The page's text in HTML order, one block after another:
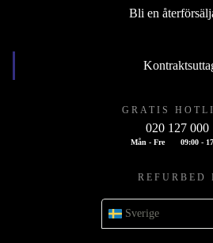
Bli en
GRATIS
020 127 000
Mån - Fre 09:00 -
REFURBED
Sverige